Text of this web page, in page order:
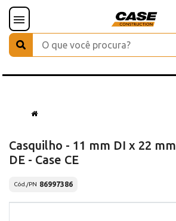
Casquilho - 11 mm DI x 22 mm
DE - Case CE
Cód./PN 86997386